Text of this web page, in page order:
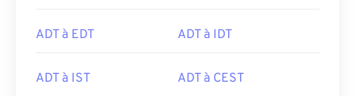
ADT à EDT ADT à IDT
ADT à IST ADT à CEST